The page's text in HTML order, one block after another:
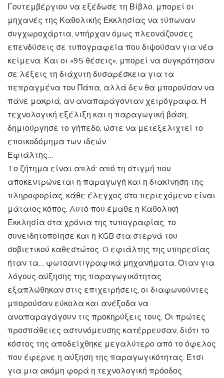
Γουτεμβέργιου να εξέδωσε τη Βίβλο, μπορεί οι
μηχανές της Καθολικής Εκκλησίας να τύπωναν
συγχωροχάρτια, υπήρχαν όμως πλεονάζουσες
επενδύσεις σε τυπογραφεία που διψούσαν για νέα
κείμενα. Και οι «95 θέσεις», μπορεί να συγκρότησαν
σε λέξεις τη διάχυτη δυσαρέσκεια για τα
πεπραγμένα του Πάπα, αλλά δεν θα μπορούσαν να
πάνε μακριά, αν αναπαράγονταν χειρόγραφα. Η
τεχνολογική εξέλιξη και η παραγωγική βάση,
δημιούργησε το γήπεδο, ώστε να μετεξελιχτεί το
εποικοδόμημα των ιδεών.
Εφιάλτης…
Tο ζήτημα είναι απλό: από τη στιγμή που
αποκεντρώνεται η παραγωγή και η διακίνηση της
πληροφορίας, κάθε έλεγχος στο περιεχόμενο είναι
μάταιος κόπος. Aυτό που έμαθε η Kαθολική
Εκκλησία στα χρόνια της τυπογραφίας, το
συνειδητοποίησε και η KGB στα στερνά του
σοβιετικού καθεστώτος. O εφιάλτης της υπηρεσίας
ήταν τα… φωτοαντιγραφικά μηχανήματα. Όταν για
λόγους αύξησης της παραγωγικότητας
εξαπλώθηκαν στις επιχειρήσεις, οι διαφωνούντες
μπορούσαν εύκολα και ανέξοδα να
αναπαραγάγουν τις προκηρύξεις τους. Οι πρώτες
προσπάθειες αστυνόμευσης κατέρρευσαν, διότι το
κόστος της αποδείχθηκε μεγαλύτερο από το όφελος
που έφερνε η αύξηση της παραγωγικότητας. Έτσι
για μια ακόμη φορά η τεχνολογική πρόοδος